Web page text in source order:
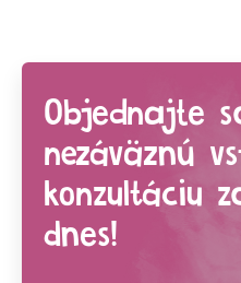
Objednajte
nezáväznú
konzultáciu
dnes!